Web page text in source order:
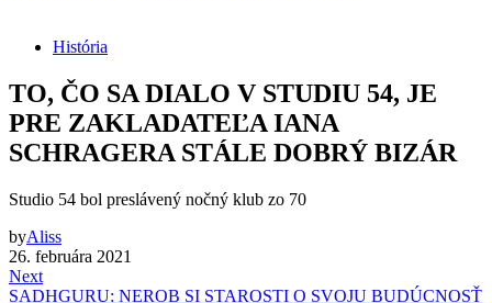
História
TO, ČO SA DIALO V STUDIU 54, JE
PRE ZAKLADATEĽA IANA
SCHRAGERA STÁLE DOBRÝ BIZÁR
Studio 54 bol preslávený nočný klub zo 70
byAliss
26. februára 2021
Next
SADHGURU: NEROB SI STAROSTI O SVOJU BUDÚCNOSŤ